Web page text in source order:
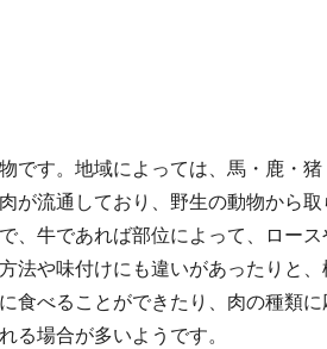
です。地域によっては、馬・鹿・
が流通しており、野生の動物から
、牛であれば部位によって、ロー
法や味付けにも違いがあったりと
食べることができたり、肉の種類
場合が多いようです。